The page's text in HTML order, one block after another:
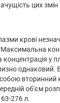
цих
крові
у
однаковий.
вторинний
об'єм
63-276 л.